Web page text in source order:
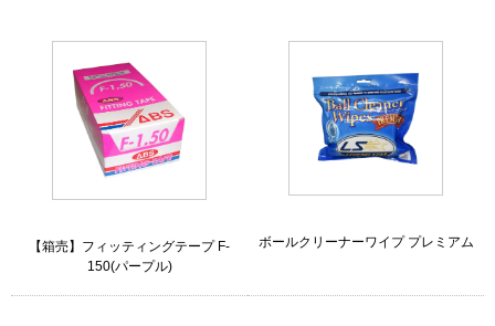
【箱売】フィッティングテープ F-
150(パープル)
ボールクリーナーワイプ プレミアム